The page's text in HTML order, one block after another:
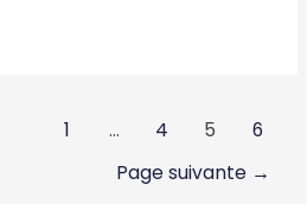
1 … 4 5
6
Page suivante →